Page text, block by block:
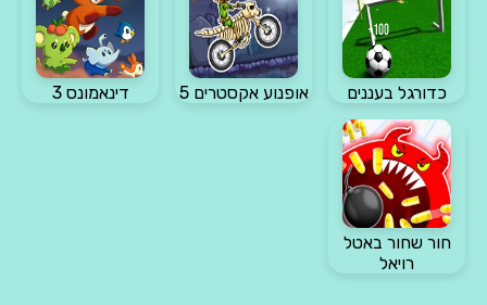
כדורגל בעננים אופנוע אקסטרים 5 דינאמונס 3
חור שחור באטל
רויאל